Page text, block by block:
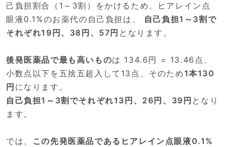
己負担割合（1～3割）をかけるため、ヒアレイン点
眼液0.1%のお薬代の自己負担は、
自己負担1～3割で
それぞれ19円、38円、57円 となります。
後発医薬品で最も高いものは 134.6円 = 13.46点、
小数点以下を五捨五超入して13点、そのため1本130
円 になります。
自己負担1～3割でそれぞれ13円、26円、39円 となり
ます。
では、
この先発医薬品であるヒアレイン点眼液0.1%